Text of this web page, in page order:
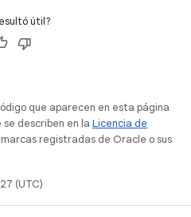
útil?
que aparecen en esta página
describen en la Licencia de
marcas registradas de Oracle o sus
(UTC)